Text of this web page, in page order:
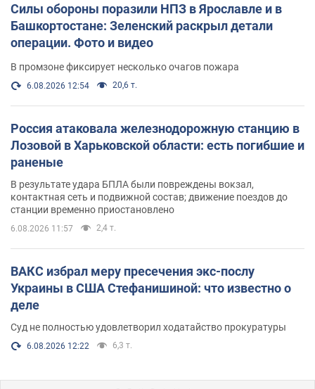
Силы обороны поразили НПЗ в Ярославле и в
Башкортостане: Зеленский раскрыл детали
операции. Фото и видео
В промзоне фиксирует несколько очагов пожара
6.08.2026 12:54 20,6 т.
Россия атаковала железнодорожную станцию в
Лозовой в Харьковской области: есть погибшие и
раненые
В результате удара БПЛА были повреждены вокзал,
контактная сеть и подвижной состав; движение поездов до
станции временно приостановлено
6.08.2026 11:57 2,4 т.
ВАКС избрал меру пресечения экс-послу
Украины в США Стефанишиной: что известно о
деле
Суд не полностью удовлетворил ходатайство прокуратуры
6.08.2026 12:22 6,3 т.